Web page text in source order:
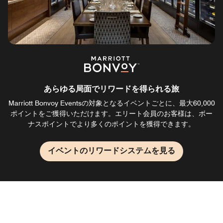
あらゆる局面でリワードを得られる旅
Marriott Bonvoy Eventsの対象となるイベントごとに、最大60,000
ポイントをご獲得いただけます。エリート会員のお客様は、ボー
ナスポイントでより多くのポイントを獲得できます。
イベントのリワードシステムを見る